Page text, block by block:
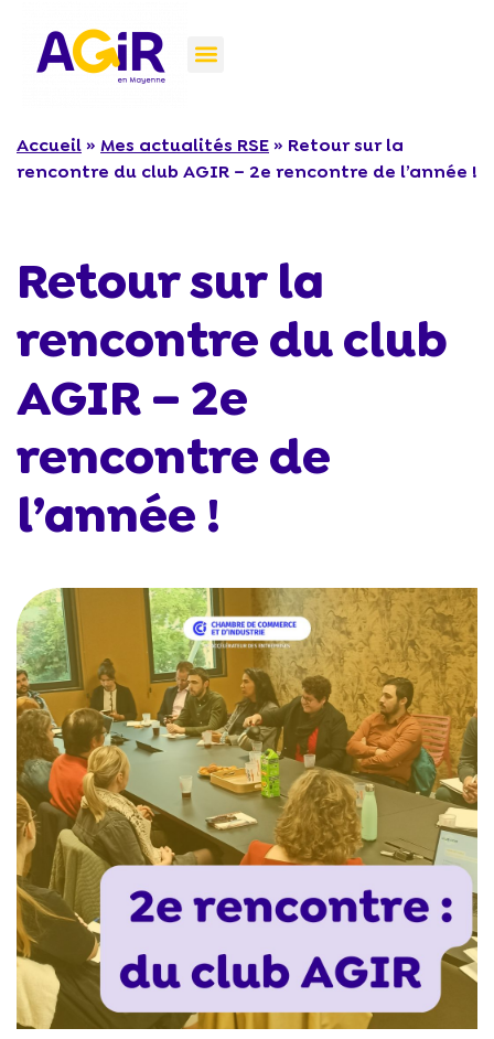
Accueil » Mes actualités RSE » Retour sur la
rencontre du club AGIR – 2e rencontre de l’année !
Retour sur la
rencontre du club
AGIR – 2e
rencontre de
l’année !